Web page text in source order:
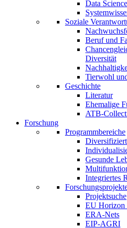
Data
Soziale
Beruf und
Diversität
Tierwohl
Geschichte
Literatur
Ehemalige
ATB-
Forschung
Programmbereiche
Gesunde
Integriertes
Projektsuche
EU Horizon
ERA-Nets
EIP-AGRI